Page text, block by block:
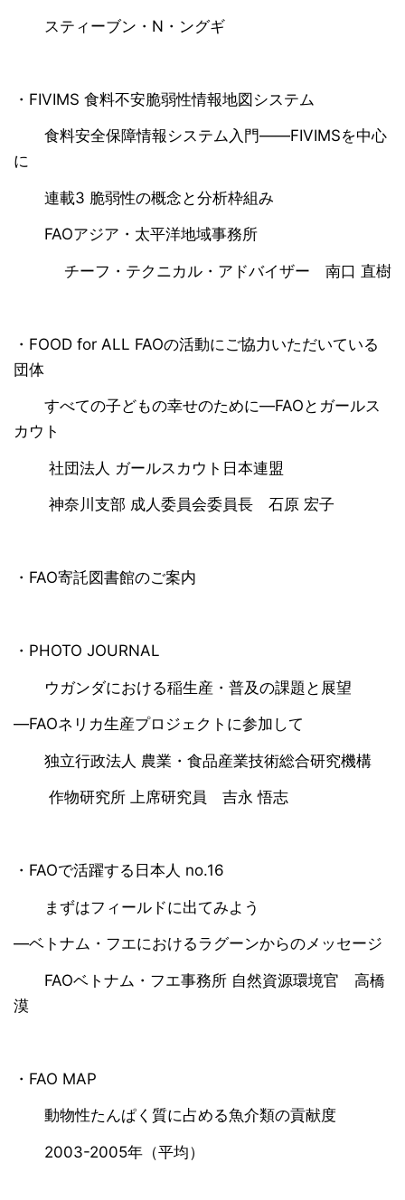
スティーブン・N・ングギ
・FIVIMS 食料不安脆弱性情報地図システム
食料安全保障情報システム入門――FIVIMSを中心
に
連載3 脆弱性の概念と分析枠組み
FAOアジア・太平洋地域事務所
チーフ・テクニカル・アドバイザー 南口 直樹
・FOOD for ALL FAOの活動にご協力いただいている
団体
すべての子どもの幸せのために―FAOとガールス
カウト
社団法人 ガールスカウト日本連盟
神奈川支部 成人委員会委員長 石原 宏子
・FAO寄託図書館のご案内
・PHOTO JOURNAL
ウガンダにおける稲生産・普及の課題と展望
―FAOネリカ生産プロジェクトに参加して
独立行政法人 農業・食品産業技術総合研究機構
作物研究所 上席研究員 吉永 悟志
・FAOで活躍する日本人 no.16
まずはフィールドに出てみよう
―ベトナム・フエにおけるラグーンからのメッセージ
FAOベトナム・フエ事務所 自然資源環境官 高橋
漠
・FAO MAP
動物性たんぱく質に占める魚介類の貢献度
2003-2005年（平均）